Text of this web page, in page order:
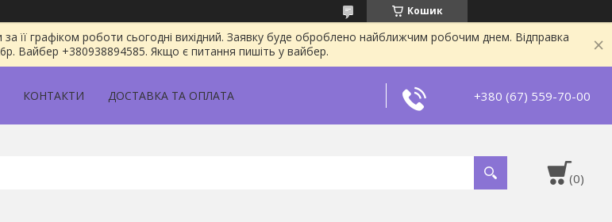
Кошик
її графіком роботи сьогодні вихідний. Заявку буде оброблено найближчим робочим днем. Відправка
Вайбер +380938894585. Якщо є питання пишіть у вайбер.
КОНТАКТИ ДОСТАВКА ТА ОПЛАТА +380 (67) 559-70-00